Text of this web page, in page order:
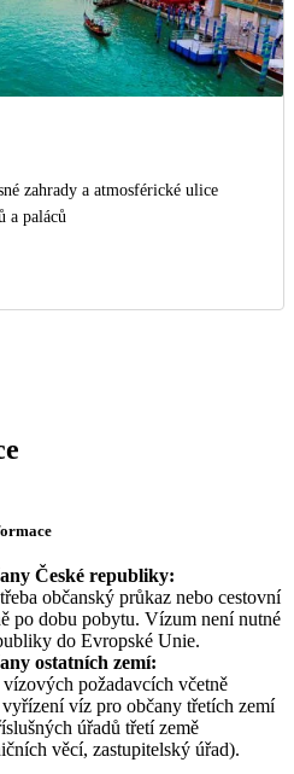
zahrady a atmosférické ulice
a paláců
České republiky:
občanský průkaz nebo cestovní
po dobu pobytu. Vízum není nutné
do Evropské Unie.
ostatních zemí:
požadavcích včetně
víz pro občany třetích zemí
úřadů třetí země
věcí, zastupitelský úřad).